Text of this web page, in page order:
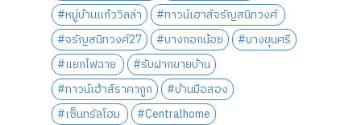
#หมู่บ้านแก้ววิลล่า
#ทาวน์เฮาส์จรัญสนิทวงศ์
#จรัญสนิทวงศ์27
#บางกอกน้อย
#บางขุนศรี
#แยกไฟฉาย
#รับฝากขายบ้าน
#ทาวน์เฮ้าส์ราคาถูก
#บ้านมือสอง
#เซ็นทรัลโฮม
#Centralhome